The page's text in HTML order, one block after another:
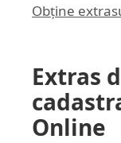
Obține
Extras
Online